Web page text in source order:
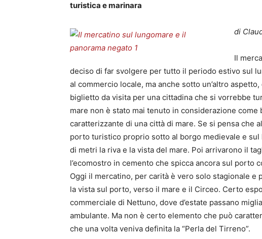
turistica e marinara
di
Il
deciso di far svolgere per tutto il periodo estivo sul
al commercio locale, ma anche sotto un’altro
biglietto da visita per una cittadina che si vorrebbe
mare non è stato mai tenuto in considerazione come
caratterizzante di una città di mare. Se si pensa che
porto turistico proprio sotto al borgo medievale e
di metri la riva e la vista del mare. Poi arrivarono il
l’ecomostro in cemento che spicca ancora sul porto
Oggi il mercatino, per carità è vero solo stagionale
la vista sul porto, verso il mare e il Circeo. Certo
commerciale di Nettuno, dove d’estate passano
ambulante. Ma non è certo elemento che può
che una volta veniva definita la “Perla del Tirreno”.